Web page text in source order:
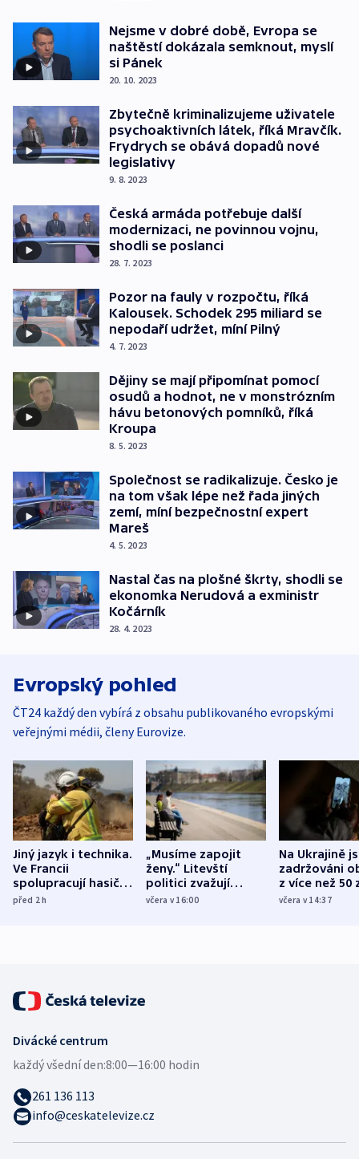
Nejsme v dobré době, Evropa se
naštěstí dokázala semknout, myslí
si Pánek
20. 10. 2023
Zbytečně kriminalizujeme uživatele
psychoaktivních látek, říká Mravčík.
Frydrych se obává dopadů nové
legislativy
9. 8. 2023
Česká armáda potřebuje další
modernizaci, ne povinnou vojnu,
shodli se poslanci
28. 7. 2023
Pozor na fauly v rozpočtu, říká
Kalousek. Schodek 295 miliard se
nepodaří udržet, míní Pilný
4. 7. 2023
Dějiny se mají připomínat pomocí
osudů a hodnot, ne v monstrózním
hávu betonových pomníků, říká
Kroupa
8. 5. 2023
Společnost se radikalizuje. Česko je
na tom však lépe než řada jiných
zemí, míní bezpečnostní expert
Mareš
4. 5. 2023
Nastal čas na plošné škrty, shodli se
ekonomka Nerudová a exministr
Kočárník
28. 4. 2023
Evropský pohled
ČT24 každý den vybírá z obsahu publikovaného evropskými
veřejnými médii, členy Eurovize.
Jiný jazyk i technika.
Ve Francii
spolupracují hasiči z
různých zemí
před 2h
„Musíme zapojit
ženy.“ Litevští
politici zvažují
dohodu o
včera v 16:00
Na Ukrajině
zadržováni
z více než 50
Bojovali na
včera v 14:37
Divácké centrum
každý všední den:8:00—16:00 hodin
261 136 113
info@ceskatelevize.cz